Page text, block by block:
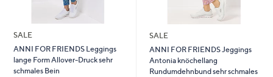
SALE
ANNI FOR FRIENDS Leggings
lange Form Allover-Druck sehr
schmales Bein
SALE
ANNI FOR FRIENDS Jeggings
Antonia knöchellang
Rundumdehnbund sehr schmales